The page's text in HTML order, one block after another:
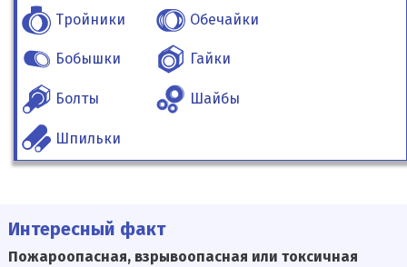
Тройники Обечайки
Бобышки Гайки
Болты Шайбы
Шпильки
Интересный факт
Пожароопасная, взрывоопасная или токсичная